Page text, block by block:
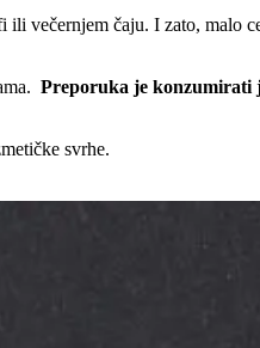
večernjem čaju. I zato, malo
Preporuka je konzumirati
svrhe.